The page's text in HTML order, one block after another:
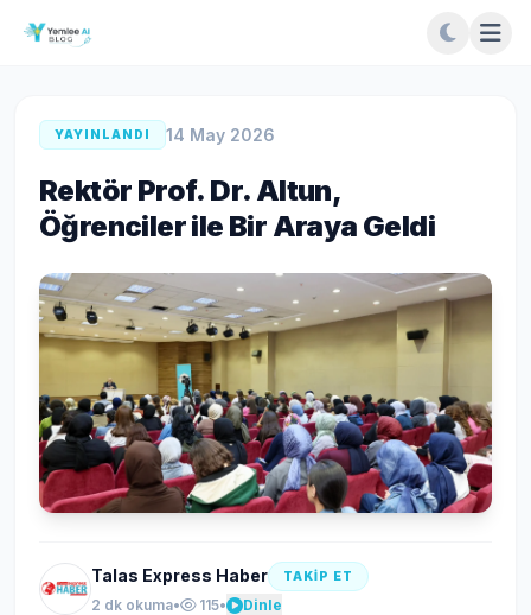
YAYINLANDI 14 May 2026
Rektör Prof. Dr. Altun,
Öğrenciler ile Bir Araya Geldi
Talas Express Haber TAKİP ET
2 dk okuma• 115•
Dinle